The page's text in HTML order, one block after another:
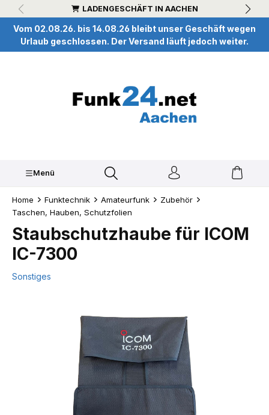
springen LADENGESCHÄFT IN AACHEN
Vom 02.08.26. bis 14.08.26 bleibt unser Geschäft wegen
Urlaub geschlossen. Der Versand läuft jedoch weiter.
Menü
Home Funktechnik Amateurfunk
Zubehör
Taschen, Hauben, Schutzfolien
Staubschutzhaube für ICOM
IC-7300
Sonstiges